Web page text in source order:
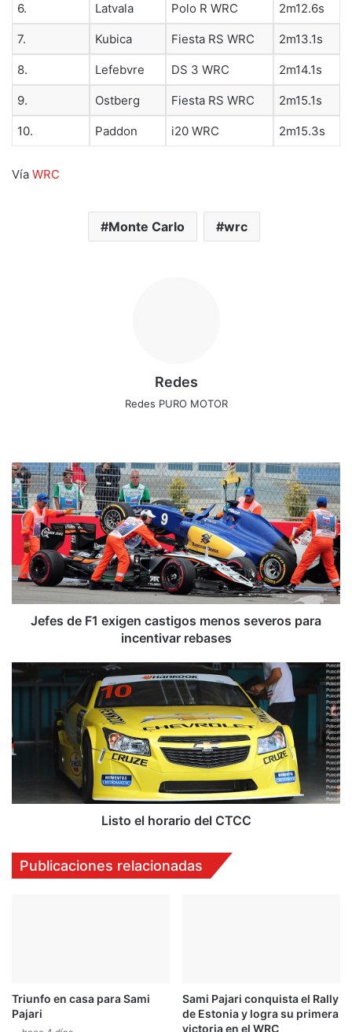
6. Latvala Polo R WRC 2m12.6s
7. Kubica Fiesta RS WRC 2m13.1s
8. Lefebvre DS 3 WRC 2m14.1s
9. Ostberg Fiesta RS WRC 2m15.1s
10. Paddon i20 WRC 2m15.3s
Vía WRC
Monte Carlo wrc
Redes
Redes PURO MOTOR
we
b
bo
ok
ra
m
J
e
f
e
e
F
1
g
e
a
s
g
m
n
r
o
Jefes de F1 exigen castigos menos severos para
incentivar rebases
L
o
e
o
r
C
Listo el horario del CTCC
Publicaciones relacionadas
Triunfo en casa para Sami
Pajari
Sami Pajari conquista el Rally
de Estonia y logra su primera
victoria en el WRC